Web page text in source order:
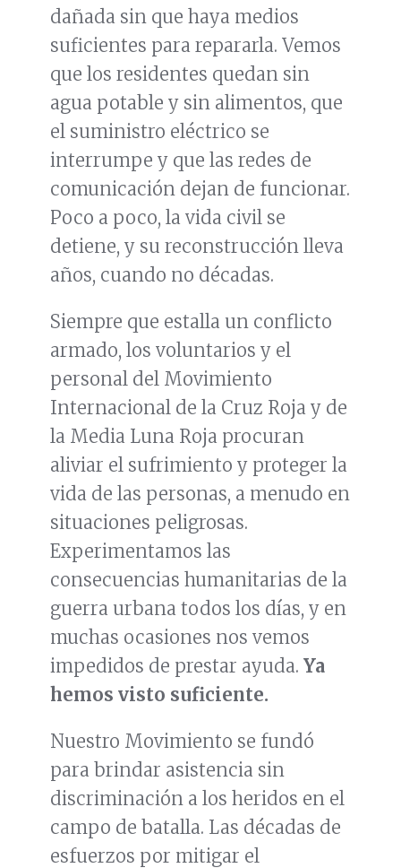
dañada sin que haya medios
suficientes para repararla. Vemos
que los residentes quedan sin
agua potable y sin alimentos, que
el suministro eléctrico se
interrumpe y que las redes de
comunicación dejan de funcionar.
Poco a poco, la vida civil se
detiene, y su reconstrucción lleva
años, cuando no décadas.
Siempre que estalla un conflicto
armado, los voluntarios y el
personal del Movimiento
Internacional de la Cruz Roja y de
la Media Luna Roja procuran
aliviar el sufrimiento y proteger la
vida de las personas, a menudo en
situaciones peligrosas.
Experimentamos las
consecuencias humanitarias de la
guerra urbana todos los días, y en
muchas ocasiones nos vemos
impedidos de prestar ayuda. Ya
hemos visto suficiente.
Nuestro Movimiento se fundó
para brindar asistencia sin
discriminación a los heridos en el
campo de batalla. Las décadas de
esfuerzos por mitigar el